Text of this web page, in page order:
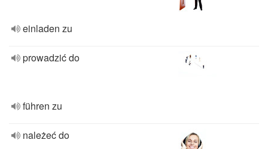
einladen zu
prowadzić do
führen zu
należeć do